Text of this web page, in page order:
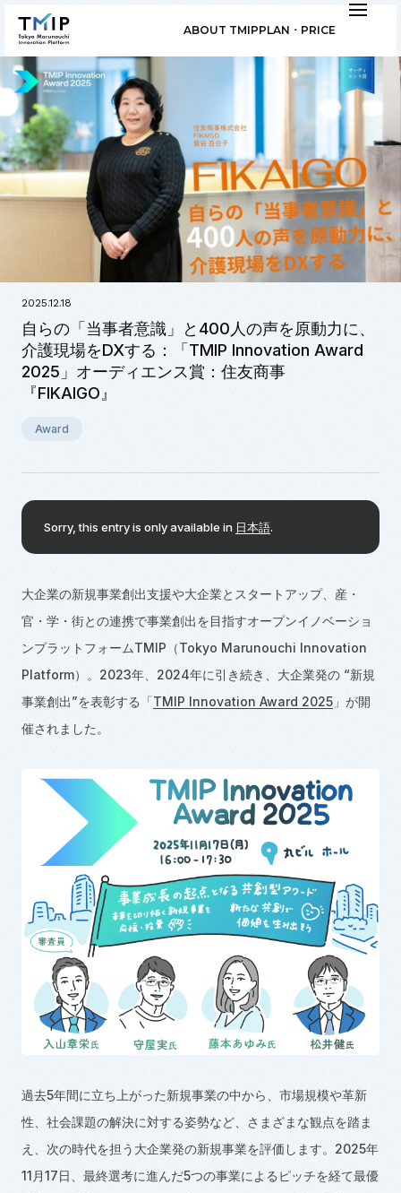
ABOUT TMIPPLAN ･ PRICE
2025.12.18
自らの「当事者意識」と400人の声を原動力に、
介護現場をDXする：「TMIP Innovation Award
2025」オーディエンス賞：住友商事
『FIKAIGO』
Award
Sorry, this entry is only available in 日本語.
大企業の新規事業創出支援や大企業とスタートアップ、産・
官・学・街との連携で事業創出を目指すオープンイノベーショ
ンプラットフォームTMIP （Tokyo Marunouchi Innovation
Platform）。 2023年、 2024年に引き続き、大企業発の “新規
事業創出”を表彰する「TMIP Innovation Award 2025」が開
催されました。
過去5年間に立ち上がった新規事業の中から、市場規模や革新
性、社会課題の解決に対する姿勢など、さまざまな観点を踏ま
え、次の時代を担う大企業発の新規事業を評価します。 2025年
11 月17日、最終選考に進んだ5つの事業によるピッチを経て最優